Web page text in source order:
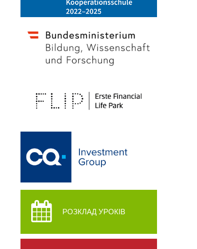
РОЗКЛАД УРОКІВ